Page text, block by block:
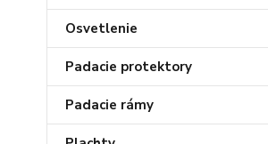
Osvetlenie
Padacie protektory
Padacie rámy